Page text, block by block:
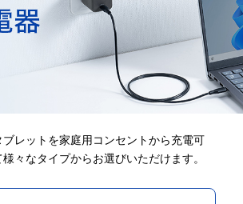
ブレットを家庭用コンセントから充電可
々なタイプからお選びいただけます。